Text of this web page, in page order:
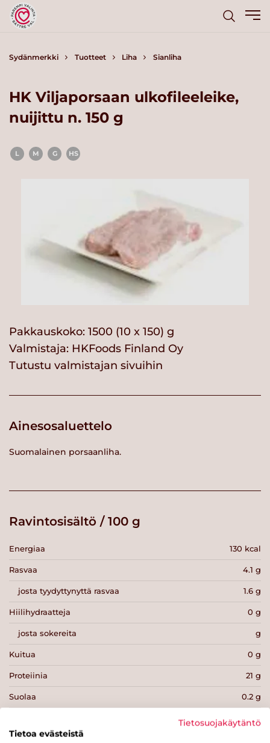
Sydänmerkki Tuotteet Liha Sianliha
HK Viljaporsaan ulkofileeleike,
nuijittu n. 150 g
L M G HS
Pakkauskoko: 1500 (10 x 150) g
Valmistaja: HKFoods Finland Oy
Tutustu valmistajan sivuihin
Ainesosaluettelo
Suomalainen porsaanliha.
Ravintosisältö / 100 g
Energiaa 130 kcal
Rasvaa 4.1 g
josta tyydyttynyttä rasvaa 1.6 g
Hiilihydraatteja 0 g
josta sokereita g
Kuitua 0 g
Proteiinia 21 g
Suolaa 0.2 g
Tietosuojakäytäntö
Tietoa evästeistä